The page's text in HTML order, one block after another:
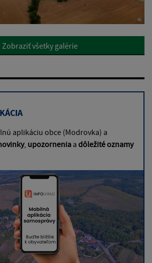
Zobraziť všetky galérie
aplikáciu obce (Modrovka) a
, upozornenia a dôležité oznamy